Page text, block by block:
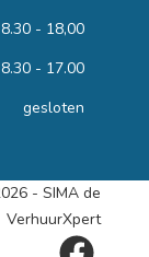
8.30 - 18,00
8.30 - 17.00
gesloten
- SIMA de
VerhuurXpert
facebook